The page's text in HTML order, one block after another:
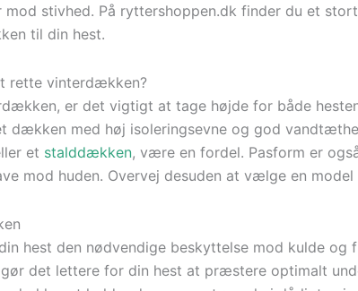
mod stivhed. På ryttershoppen.dk finder du et
til din hest.
rette vinterdækken?
er det vigtigt at tage højde for både
dækken med høj isoleringsevne og god
et stalddækken, være en fordel. Pasform er
mod huden. Overvej desuden at vælge en
hest den nødvendige beskyttelse mod kulde
det lettere for din hest at præstere optimalt